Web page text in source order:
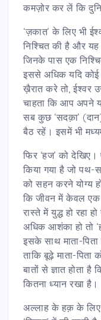
कमज़ोर कर लें कि
‘ज़कात’ के लिए भी
निश्चित की है और यह
जिनके पास एक
इससे अधिक यदि कोई
ख़ैरात करे तो, ईश्वर
चाहता कि आप अपने
सब कुछ ‘सदक़ा’
बैठ रहें। इसमें भी
फिर ‘हज’ को देखिए।
किया गया है जो
को सहन करने योग्य
कि जीवन में केवल एक
रास्ते में युद्ध हो रहा
अधिक आशंका हो तो
इसके साथ माता-
ताकि बूढ़े माता-
बातों से ज्ञात होता
कितना ध्यान रखा है।
अल्लाह के हक़ के लिए